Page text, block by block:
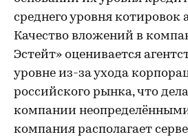
среднего уровня котировок
Качество вложений в
Эстейт» оценивается
уровне из-за ухода
российского рынка, что
компании
компания располагает